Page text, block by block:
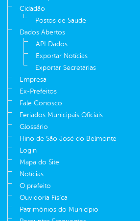
Cidadão
Postos de Saude
Dados Abertos
API Dados
Exportar Notícias
Exportar Secretarias
Empresa
Ex-Prefeitos
Fale Conosco
Feriados Municipais Oficiais
Glossário
Hino de São José do Belmonte
Login
Mapa do Site
Notícias
O prefeito
Ouvidoria Fisíca
Patrimônios do Município